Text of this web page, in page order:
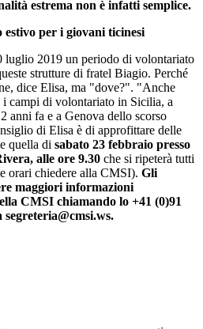
estrema non è infatti semplice.
per i giovani ticinesi
2019 un periodo di volontariato
strutture di fratel Biagio. Perché
dice Elisa, ma "dove?". "Anche
campi di volontariato in Sicilia, a
anni fa e a Genova dello scorso
di Elisa è di approfittare delle
quella di sabato 23 febbraio presso
alle ore 9.30 che si ripeterà tutti
orari chiedere alla CMSI). Gli
maggiori informazioni
CMSI chiamando lo +41 (0)91
segreteria@cmsi.ws.